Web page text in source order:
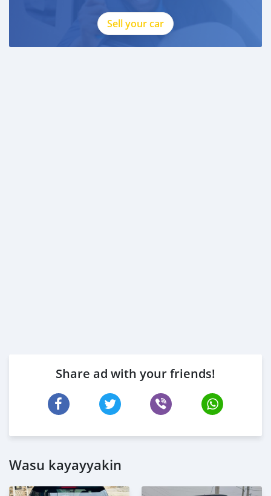
Sell your car
Share ad with your friends!
Wasu kayayyakin